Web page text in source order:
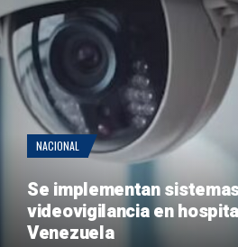
NACIONAL
Se implementan
videovigilancia en
Venezuela